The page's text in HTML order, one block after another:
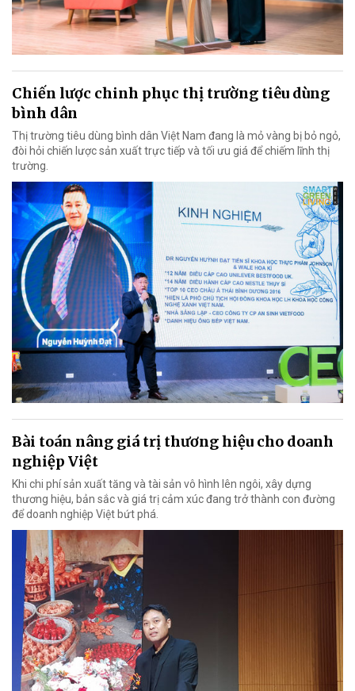
Chiến lược chinh phục thị trường tiêu dùng
bình dân
Thị trường tiêu dùng bình dân Việt Nam đang là mỏ vàng bị bỏ ngỏ,
đòi hỏi chiến lược sản xuất trực tiếp và tối ưu giá để chiếm lĩnh thị
trường.
Bài toán nâng giá trị thương hiệu cho doanh
nghiệp Việt
Khi chi phí sản xuất tăng và tài sản vô hình lên ngôi, xây dựng
thương hiệu, bản sắc và giá trị cảm xúc đang trở thành con đường
để doanh nghiệp Việt bứt phá.